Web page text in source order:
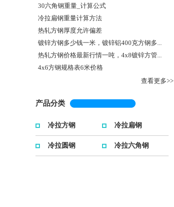
30六角钢重量_计算公式
冷拉扁钢重量计算方法
热轧方钢厚度允许偏差
镀锌方钢多少钱一米，镀锌铝400克方钢多...
热轧方钢价格最新行情一吨，4x8镀锌方管...
4x6方钢规格表6米价格
查看更多>>
产品分类
冷拉方钢 冷拉扁钢
冷拉圆钢 冷拉六角钢